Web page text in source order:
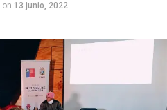
on 13 junio, 2022